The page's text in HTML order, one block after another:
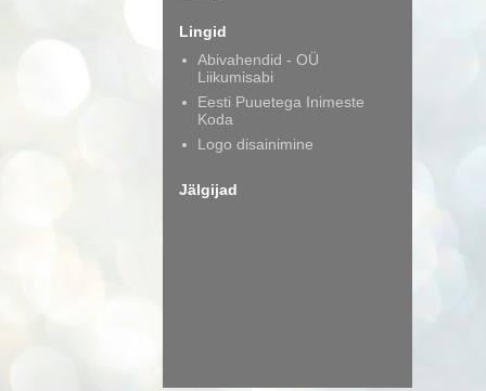
Lingid
Abivahendid - OÜ
Liikumisabi
Eesti Puuetega Inimeste
Koda
Logo disainimine
Jälgijad